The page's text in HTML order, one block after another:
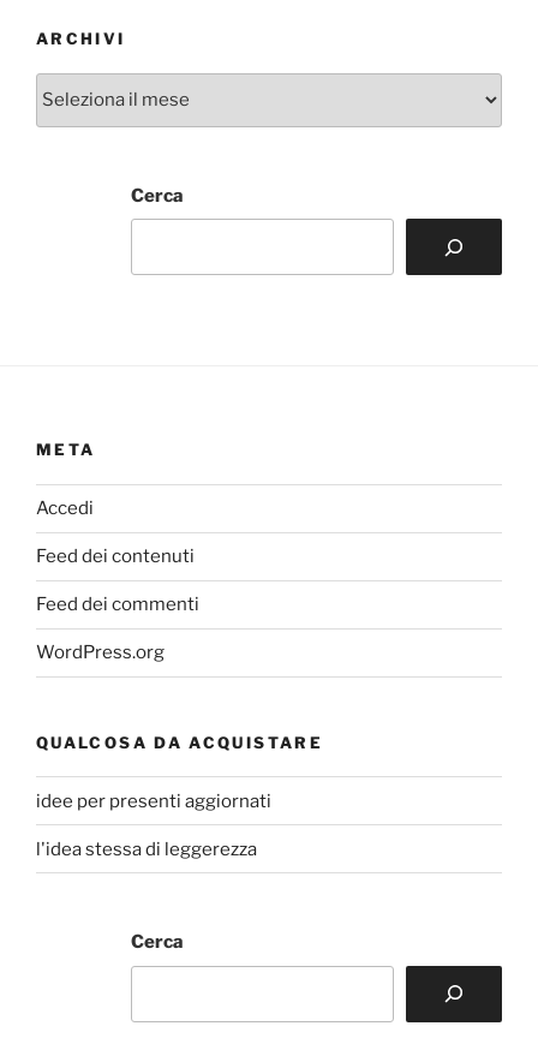
ARCHIVI
Archivi
Cerca
META
Accedi
Feed dei contenuti
Feed dei commenti
WordPress.org
QUALCOSA DA ACQUISTARE
idee per presenti aggiornati
l'idea stessa di leggerezza
Cerca